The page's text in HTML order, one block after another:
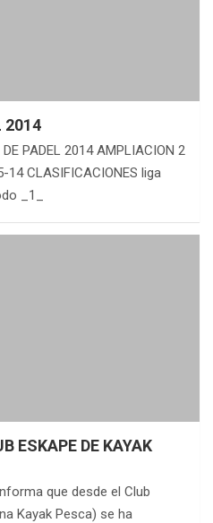
2014
PADEL 2014 AMPLIACION 2
14 CLASIFICACIONES liga
_1_
ESKAPE DE KAYAK
que desde el Club
Kayak Pesca) se ha